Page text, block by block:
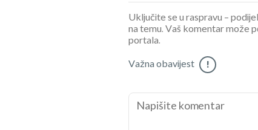
Uključite se u raspravu –
na temu. Vaš komentar može
portala.
Važna obavijest !